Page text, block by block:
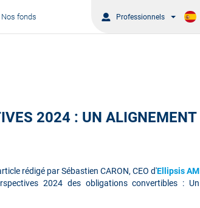
Professionnels
Nos fonds
2024 : UN ALIGNEMENT
rédigé par Sébastien CARON, CEO d'Ellipsis AM
2024 des obligations convertibles : Un